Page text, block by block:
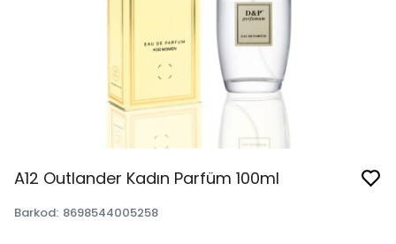
A12 Outlander Kadın Parfüm 100ml
Barkod: 8698544005258